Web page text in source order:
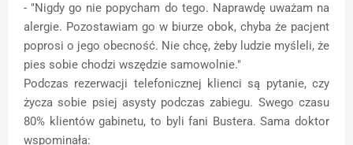
- "Nigdy go nie popycham do tego. Naprawdę uważam na
alergie. Pozostawiam go w biurze obok, chyba że pacjent
poprosi o jego obecność. Nie chcę, żeby ludzie myśleli, że
pies sobie chodzi wszędzie samowolnie."
Podczas rezerwacji telefonicznej klienci są pytanie, czy
życza sobie psiej asysty podczas zabiegu. Swego czasu
80% klientów gabinetu, to byli fani Bustera. Sama doktor
wspominała: